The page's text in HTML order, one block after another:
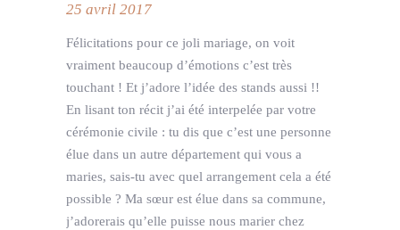
25 avril 2017
Félicitations pour ce joli mariage, on voit
vraiment beaucoup d’émotions c’est très
touchant ! Et j’adore l’idée des stands aussi !!
En lisant ton récit j’ai été interpelée par votre
cérémonie civile : tu dis que c’est une personne
élue dans un autre département qui vous a
maries, sais-tu avec quel arrangement cela a été
possible ? Ma sœur est élue dans sa commune,
j’adorerais qu’elle puisse nous marier chez